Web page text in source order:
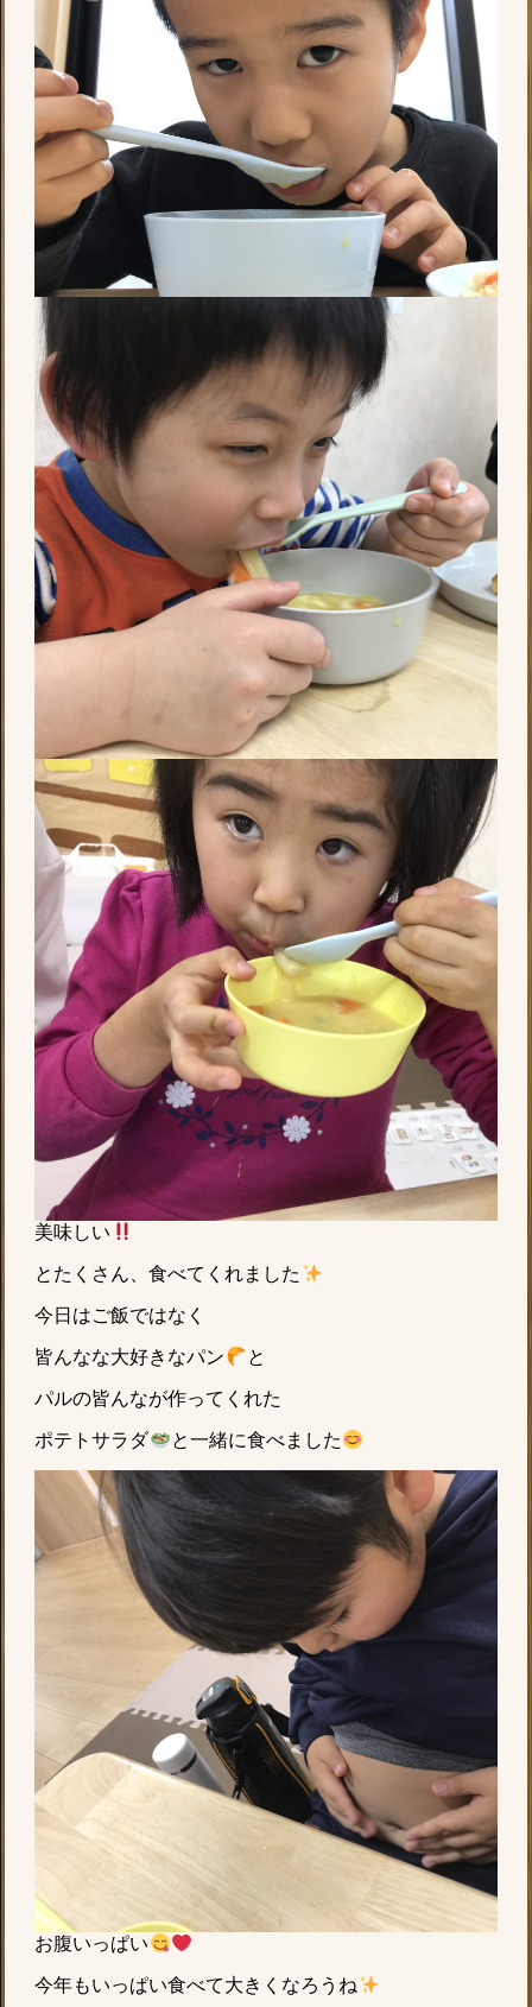
美味しい
とたくさん、食べてくれました
今日はご飯ではなく
皆んなな大好きなパン と
パルの皆んなが作ってくれた
ポテトサラダ と一緒に食べました
お腹いっぱい
今年もいっぱい食べて大きくなろうね